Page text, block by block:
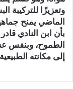
وتعزيزًا للتركيبة
الماضي يمنح
بأن ابن النادي
الطموح، وبنفس
إلى مكانته